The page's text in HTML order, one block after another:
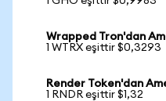
Wrapped Tron'dan
1 WTRX eşittir $0,3293
Render Token'dan
1 RNDR eşittir $1,32